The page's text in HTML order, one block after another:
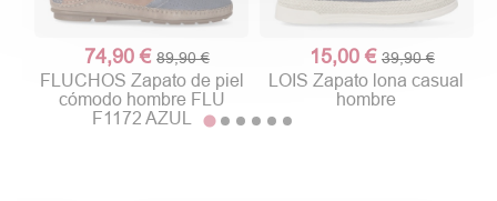
74,90 €89,90 €
FLUCHOS Zapato de piel
cómodo hombre FLU
F1172 AZUL
15,00 € 39,90 €
LOIS Zapato lona casual
hombre